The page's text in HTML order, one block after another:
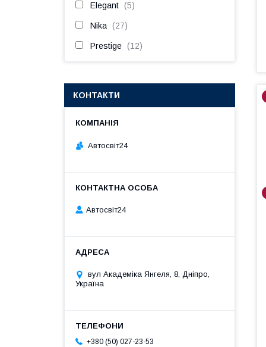
Elegant 5
Nika 27
Prestige 12
КОНТАКТИ
Автосвіт24
Автосвіт24
вул Академіка Янгеля, 8, Дніпро,
Україна
+380 (50) 027-23-53